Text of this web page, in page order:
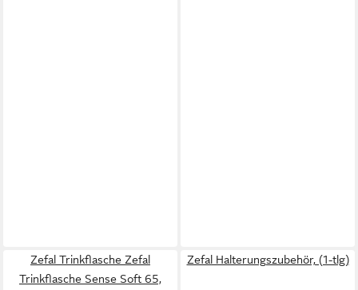
Zefal Trinkflasche Zefal
Trinkflasche Sense Soft 65,
Zefal Halterungszubehör, (1-tlg)